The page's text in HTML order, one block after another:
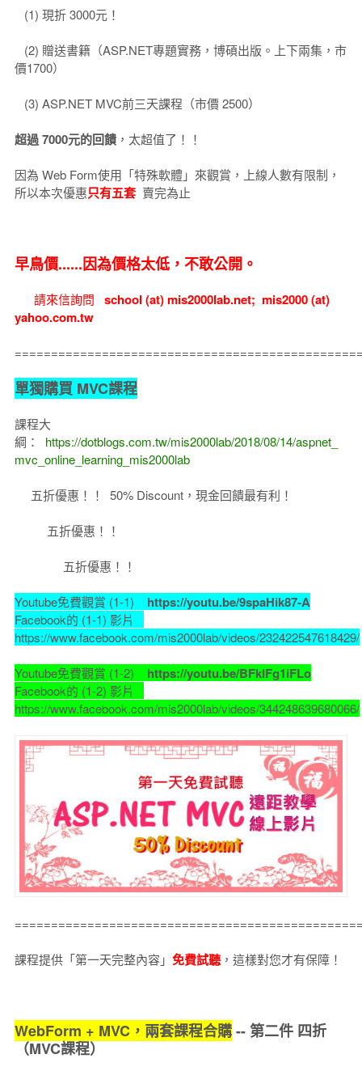
(1) 現折 3000元！
(2) 贈送書籍（ASP.NET專題實務，博碩出版。上下兩集，市
價1700）
(3) ASP.NET MVC前三天課程（市價 2500）
超過 7000元的回饋，太超值了！！
因為 Web Form使用「特殊軟體」來觀賞，上線人數有限制，
所以本次優惠只有五套 賣完為止
早鳥價......因為價格太低，不敢公開。
請來信詢問 school (at) mis2000lab.net; mis2000 (at)
yahoo.com.tw
單獨購買 MVC課程
課程大
綱： https://dotblogs.com.tw/mis2000lab/2018/08/14/aspnet_
mvc_online_learning_mis2000lab
五折優惠！！ 50% Discount，現金回饋最有利！
五折優惠！！
五折優惠！！
Youtube免費觀賞 (1-1) https://youtu.be/9spaHik87-A
Facebook的 (1-1) 影片
https://www.facebook.com/mis2000lab/videos/232422547618429/
Youtube免費觀賞 (1-2) https://youtu.be/BFkIFg1iFLo
Facebook的 (1-2) 影片
https://www.facebook.com/mis2000lab/videos/344248639680066/
課程提供「第一天完整內容」 免費試聽，這樣對您才有保障！
WebForm + MVC，兩套課程合購-- 第二件 四折
（MVC課程）